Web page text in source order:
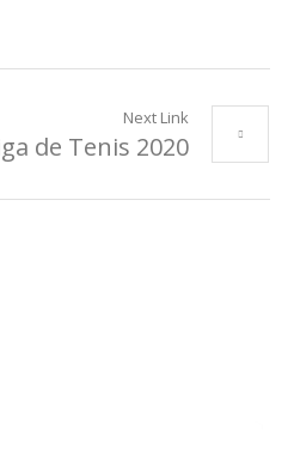
Next Link
de Tenis 2020